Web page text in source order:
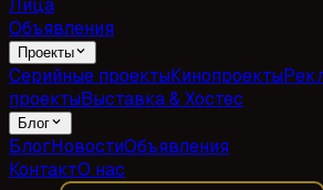
Лица
Объявления
Проекты
Серийные проектыКинопроекты
проектыВыставка & Хостес
Блог
БлогНовостиОбъявления
КонтактО нас